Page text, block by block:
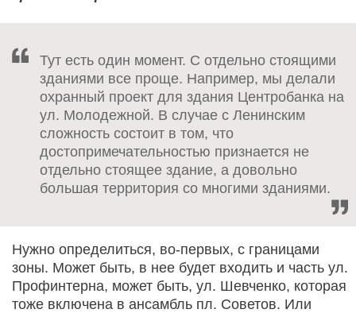
Тут есть один момент. С отдельно стоящими
зданиями все проще. Например, мы делали
охранный проект для здания Центробанка на
ул. Молодежной. В случае с Ленинским
сложность состоит в том, что
достопримечательностью признается не
отдельно стоящее здание, а довольно
большая территория со многими зданиями.
Нужно определиться, во-первых, с границами
зоны. Может быть, в нее будет входить и часть ул.
Профинтерна, может быть, ул. Шевченко, которая
тоже включена в ансамбль пл. Советов. Или